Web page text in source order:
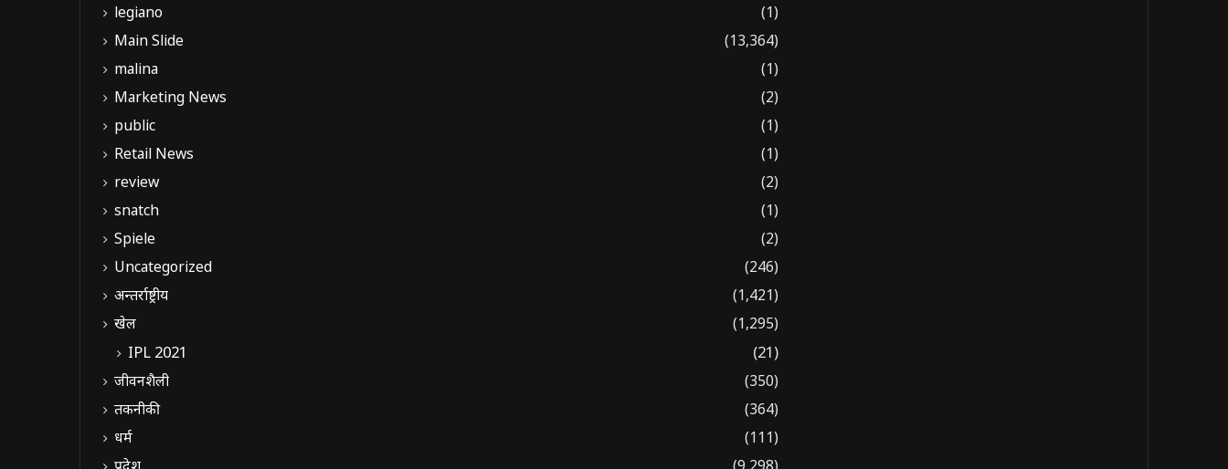
legiano
(1)
Main Slide
(13,364)
malina
(1)
Marketing News
(2)
public
(1)
Retail News
(1)
review
(2)
snatch
(1)
Spiele
(2)
Uncategorized
(246)
अन्तर्राष्ट्रीय
(1,421)
खेल
(1,295)
IPL 2021 (21)
जीवनशैली
(350)
तकनीकी
(364)
धर्म
(111)